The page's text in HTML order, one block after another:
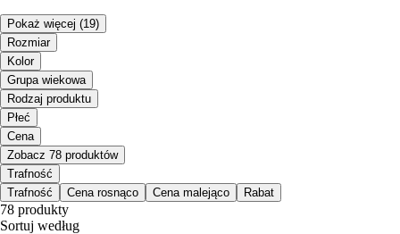
Pokaż więcej (19)
Rozmiar
Kolor
Grupa wiekowa
Rodzaj produktu
Płeć
Cena
Zobacz 78 produktów
Trafność
Trafność
Cena rosnąco Cena malejąco Rabat
78 produkty
Sortuj według